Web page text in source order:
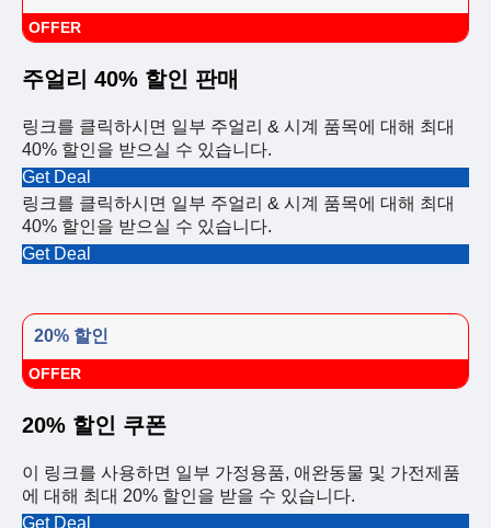
OFFER
주얼리 40% 할인 판매
링크를 클릭하시면 일부 주얼리 & 시계 품목에 대해 최대
40% 할인을 받으실 수 있습니다.
Get Deal
링크를 클릭하시면 일부 주얼리 & 시계 품목에 대해 최대
40% 할인을 받으실 수 있습니다.
Get Deal
20% 할인
OFFER
20% 할인 쿠폰
이 링크를 사용하면 일부 가정용품, 애완동물 및 가전제품
에 대해 최대 20% 할인을 받을 수 있습니다.
Get Deal